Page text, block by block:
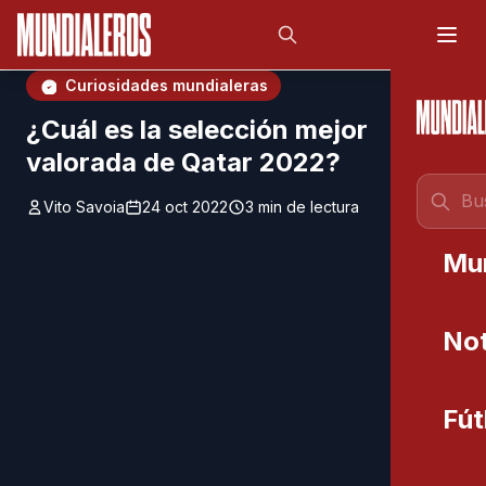
Saltar al contenido principal
Curiosidades mundialeras
¿Cuál es la selección mejor
valorada de Qatar 2022?
Vito Savoia 24 oct 2022 3 min de lectura